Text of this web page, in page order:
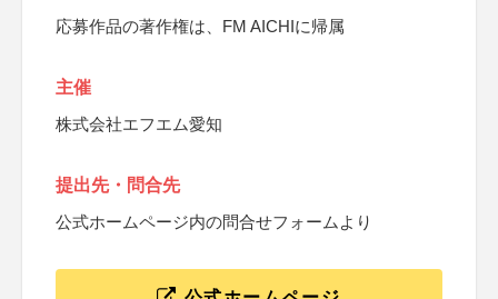
応募作品の著作権は、FM AICHIに帰属
主催
株式会社エフエム愛知
提出先・問合先
公式ホームページ内の問合せフォームより